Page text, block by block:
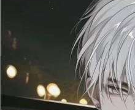
Đang mở https://